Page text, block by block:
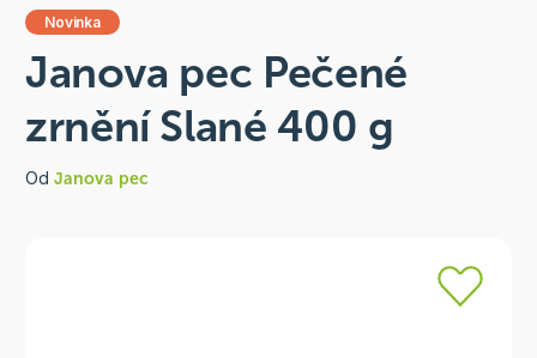
Novinka
Janova pec Pečené
zrnění Slané 400 g
Od Janova pec